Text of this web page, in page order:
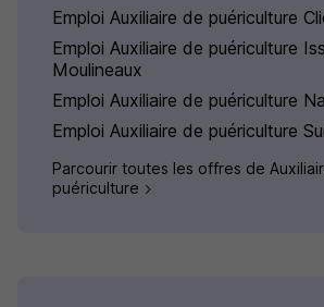
Emploi Auxiliaire de puériculture
Emploi Auxiliaire de puériculture
Moulineaux
Emploi Auxiliaire de puériculture
Emploi Auxiliaire de puériculture
Parcourir toutes les offres de
puériculture